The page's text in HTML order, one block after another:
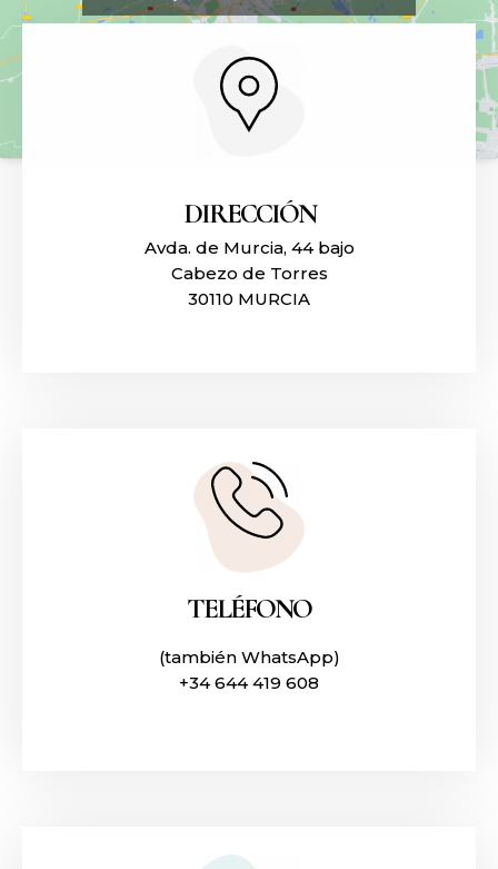
BLOG
DIRECCIÓN
Avda. de Murcia, 44 bajo
Cabezo de Torres
30110 MURCIA
TELÉFONO
(también WhatsApp)
+34 644 419 608